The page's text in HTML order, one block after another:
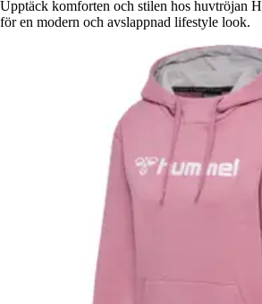
Upptäck komforten och stilen hos huvtröjan
för en modern och avslappnad lifestyle look.